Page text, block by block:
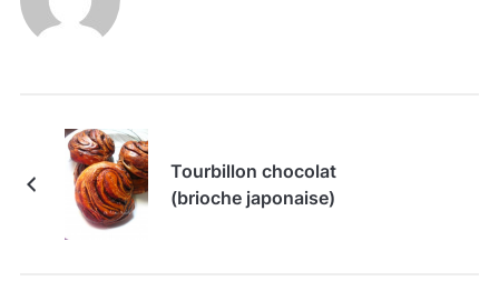
Tourbillon chocolat
(brioche japonaise)